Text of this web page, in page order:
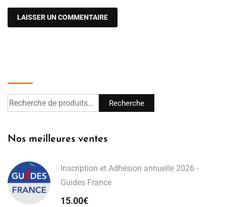
Recherche
Nos meilleures ventes
Inscription et Adhésion annuelle 2026 -
Guides France
15.00€